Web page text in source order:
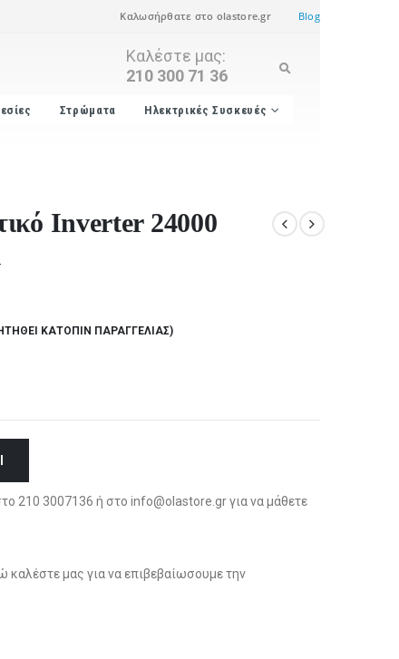
Καλωσήρθατε στο olastore.gr Blog
Καλέστε μας:
210 300 71 36
Στρώματα Ηλεκτρικές Συσκευές
Inverter 24000
ΚΑΤΌΠΙΝ ΠΑΡΑΓΓΕΛΊΑΣ)
210 3007136 ή στο info@olastore.gr για να μάθετε
μας για να επιβεβαίωσουμε την